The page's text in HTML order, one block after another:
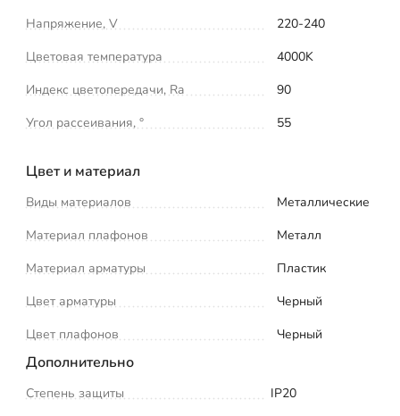
Напряжение, V
220-240
Цветовая температура
4000K
Индекс цветопередачи, Ra
90
Угол рассеивания, °
55
Цвет и материал
Виды материалов
Металлические
Материал плафонов
Металл
Материал арматуры
Пластик
Цвет арматуры
Черный
Цвет плафонов
Черный
Дополнительно
Степень защиты
IP20